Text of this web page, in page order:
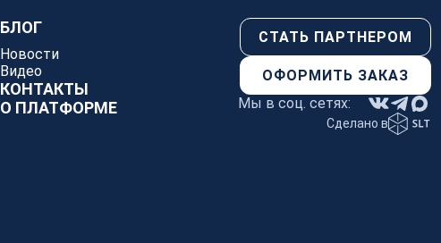
БЛОГ
Новости
Видео
КОНТАКТЫ
О ПЛАТФОРМЕ
СТАТЬ ПАРТНЕРОМ
ОФОРМИТЬ ЗАКАЗ
Мы в соц. сетях:
Сделано в